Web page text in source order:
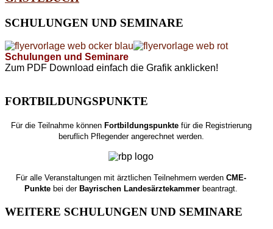
SCHULUNGEN UND SEMINARE
Schulungen und Seminare
Zum PDF Download einfach die Grafik anklicken!
FORTBILDUNGSPUNKTE
Für die Teilnahme könnenFortbildungspunktefür die Registrierung
beruflich Pflegender angerechnet werden.
Für alle Veranstaltungen mit ärztlichen Teilnehmern werdenCME-
Punkte bei derBayrischen Landesärztekammer beantragt.
WEITERE SCHULUNGEN UND SEMINARE